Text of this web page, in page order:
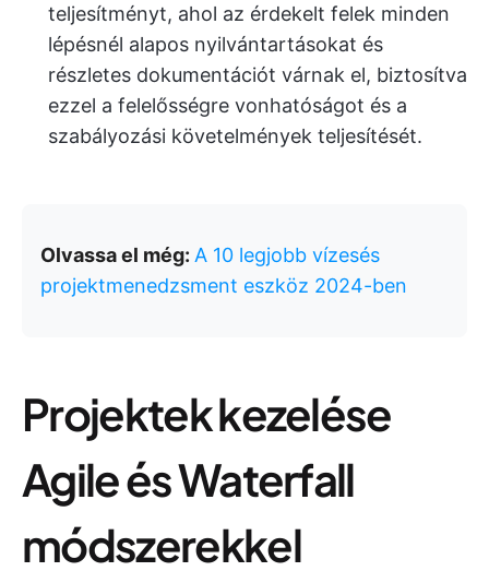
teljesítményt, ahol az érdekelt felek minden
lépésnél alapos nyilvántartásokat és
részletes dokumentációt várnak el, biztosítva
ezzel a felelősségre vonhatóságot és a
szabályozási követelmények teljesítését.
Olvassa el még: A 10 legjobb vízesés
projektmenedzsment eszköz 2024-ben
Projektek kezelése
Agile és Waterfall
módszerekkel